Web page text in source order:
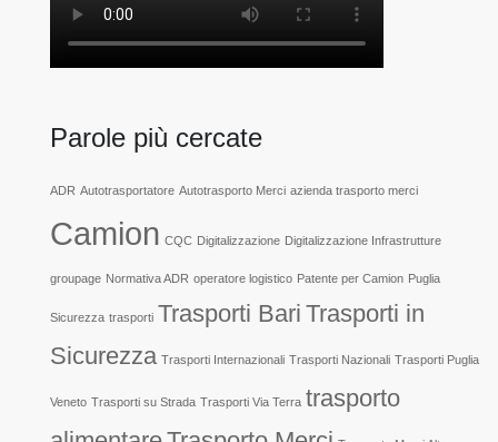
Parole più cercate
ADR Autotrasportatore Autotrasporto Merci azienda trasporto merci
Camion CQC Digitalizzazione Digitalizzazione Infrastrutture
groupage Normativa ADR operatore logistico Patente per Camion Puglia
Sicurezza trasporti Trasporti Bari Trasporti in
Sicurezza Trasporti Internazionali Trasporti Nazionali Trasporti Puglia
Veneto Trasporti su Strada Trasporti Via Terra trasporto